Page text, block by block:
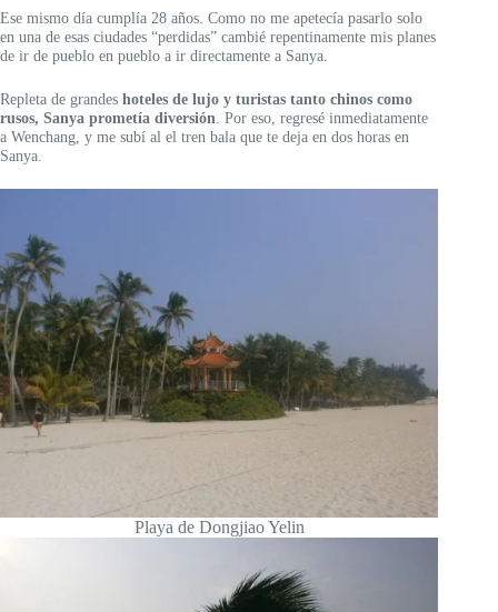
Ese mismo día cumplía 28 años. Como no me apetecía pasarlo solo
en una de esas ciudades “perdidas” cambié repentinamente mis planes
de ir de pueblo en pueblo a ir directamente a Sanya.
Repleta de grandes hoteles de lujo y turistas tanto chinos como
rusos, Sanya prometía diversión . Por eso, regresé inmediatamente
a Wenchang, y me subí al el tren bala que te deja en dos horas en
Sanya.
Playa de Dongjiao Yelin